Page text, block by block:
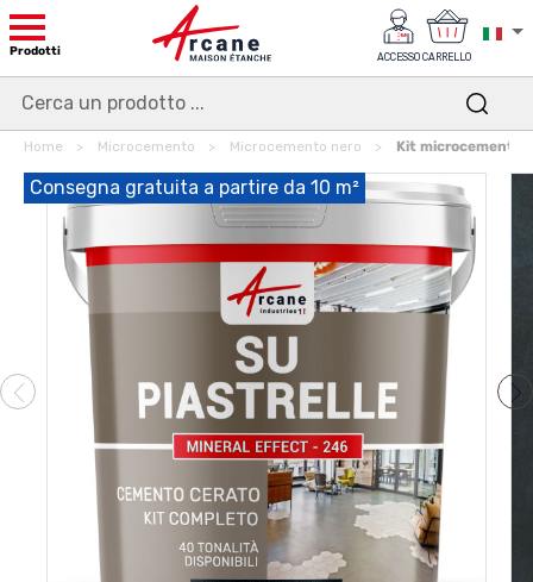
Prodotti ACCESSO CARRELLO
Home Microcemento Microcemento nero Kit microcemento
Consegna gratuita a partire da 10 m²